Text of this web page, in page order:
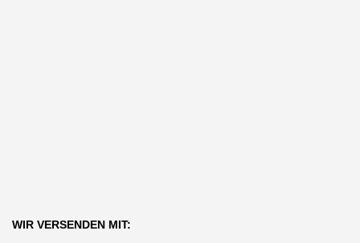
WIR VERSENDEN MIT: